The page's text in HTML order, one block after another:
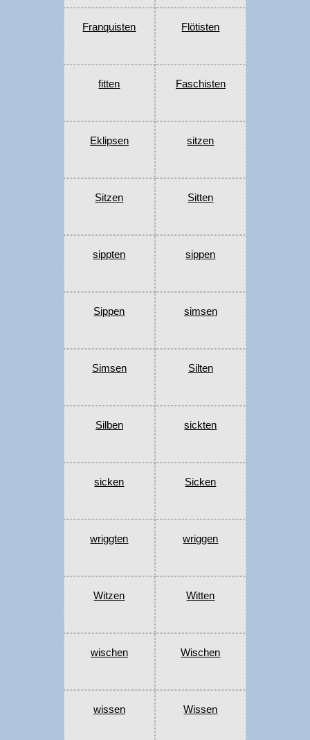
Franquisten Flötisten
fitten Faschisten
Eklipsen sitzen
Sitzen Sitten
sippten sippen
Sippen simsen
Simsen Silten
Silben sickten
sicken Sicken
wriggten wriggen
Witzen Witten
wischen Wischen
wissen Wissen